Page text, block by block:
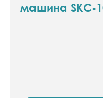
машина SKC-